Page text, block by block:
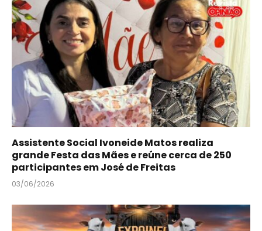
Assistente Social Ivoneide Matos realiza
grande Festa das Mães e reúne cerca de 250
participantes em José de Freitas
03/06/2026